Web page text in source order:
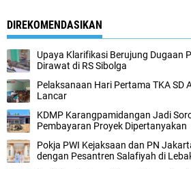
DIREKOMENDASIKAN
Upaya Klarifikasi Berujung Dugaan
Dirawat di RS Sibolga
Pelaksanaan Hari Pertama TKA SD
Lancar
KDMP Karangpamidangan Jadi
Pembayaran Proyek Dipertanyakan
‎Pokja PWI Kejaksaan dan PN
dengan Pesantren Salafiyah di